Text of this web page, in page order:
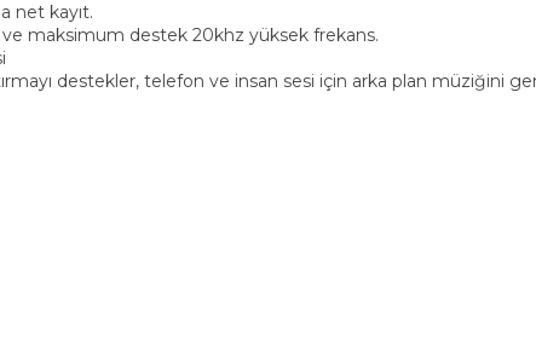
net kayıt.
ve maksimum destek 20khz yüksek frekans.
destekler, telefon ve insan sesi için arka plan müziğini